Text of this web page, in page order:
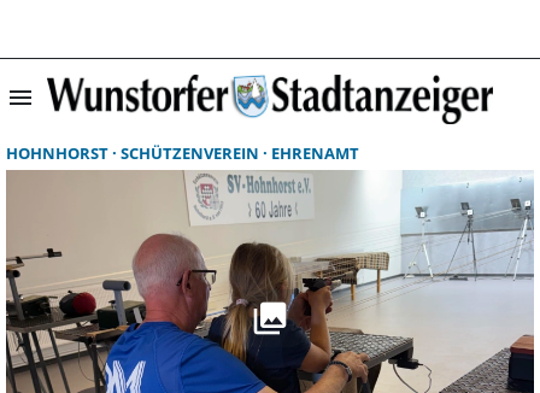
menu Startseite |
HOHNHORST SCHÜTZENVEREIN EHRENAMT